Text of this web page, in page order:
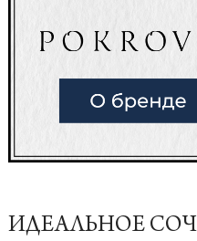
ИДЕАЛЬНОЕ